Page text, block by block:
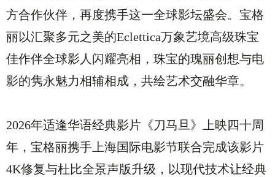
方合作伙伴，再度携手这一全球影坛盛会。宝格
丽以汇聚多元之美的Eclettica万象艺境高级珠宝
佳作伴全球影人闪耀亮相，珠宝的瑰丽创想与电
影的隽永魅力相辅相成，共绘艺术交融华章。
2026年适逢华语经典影片《刀马旦》上映四十周
年，宝格丽携手上海国际电影节联合完成该影片
4K修复与杜比全景声版升级，以现代技术让经典